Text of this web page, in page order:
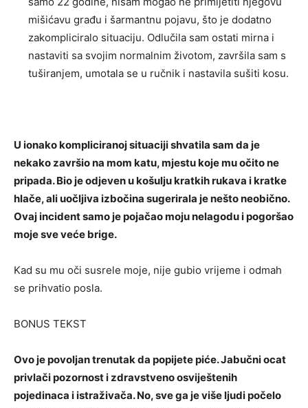
mišićavu građu i šarmantnu pojavu, što je dodatno
zakompliciralo situaciju. Odlučila sam ostati mirna i
nastaviti sa svojim normalnim životom, završila sam s
tuširanjem, umotala se u ručnik i nastavila sušiti kosu.
U ionako kompliciranoj situaciji shvatila sam da je
nekako završio na mom katu, mjestu koje mu očito ne
pripada. Bio je odjeven u košulju kratkih rukava i kratke
hlače, ali uočljiva izbočina sugerirala je nešto neobično.
Ovaj incident samo je pojačao moju nelagodu i pogoršao
moje sve veće brige.
Kad su mu oči susrele moje, nije gubio vrijeme i odmah
se prihvatio posla.
BONUS TEKST
Ovo je povoljan trenutak da popijete piće. Jabučni ocat
privlači pozornost i zdravstveno osviještenih
pojedinaca i istraživača. No, sve ga je više ljudi počelo